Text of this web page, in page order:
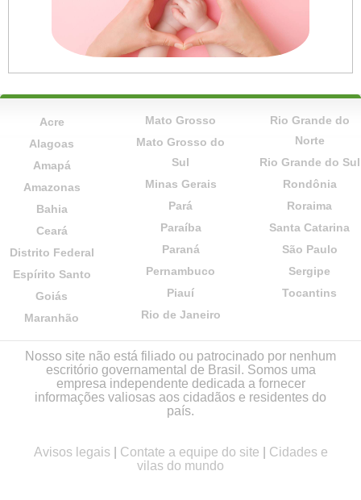
Acre
Alagoas
Amapá
Amazonas
Bahia
Ceará
Distrito Federal
Espírito Santo
Goiás
Maranhão
Mato Grosso
Mato Grosso do
Sul
Minas Gerais
Pará
Paraíba
Paraná
Pernambuco
Piauí
Rio de Janeiro
Rio Grande do
Norte
Rio Grande do Sul
Rondônia
Roraima
Santa Catarina
São Paulo
Sergipe
Tocantins
Nosso site não está filiado ou patrocinado por nenhum
escritório governamental de Brasil. Somos uma
empresa independente dedicada a fornecer
informações valiosas aos cidadãos e residentes do
país.
Avisos legais Contate a equipe do site
Cidades e
vilas do mundo